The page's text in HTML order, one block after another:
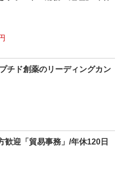
チド創薬のリーディングカン
歓迎「貿易事務」/年休120日